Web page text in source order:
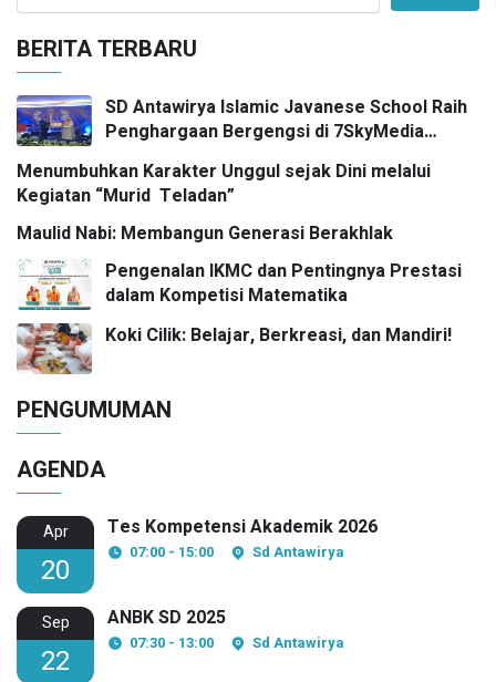
BERITA TERBARU
SD Antawirya Islamic Javanese School Raih
Penghargaan Bergengsi di 7SkyMedia
Menumbuhkan Karakter Unggul sejak Dini melalui
Kegiatan “Murid Teladan”
Maulid Nabi: Membangun Generasi Berakhlak
Pengenalan IKMC dan Pentingnya Prestasi
dalam Kompetisi Matematika
Koki Cilik: Belajar, Berkreasi, dan Mandiri!
PENGUMUMAN
AGENDA
Apr
20
Tes Kompetensi Akademik 2026
07:00 - 15:00 Sd Antawirya
Sep
22
ANBK SD 2025
07:30 - 13:00 Sd Antawirya